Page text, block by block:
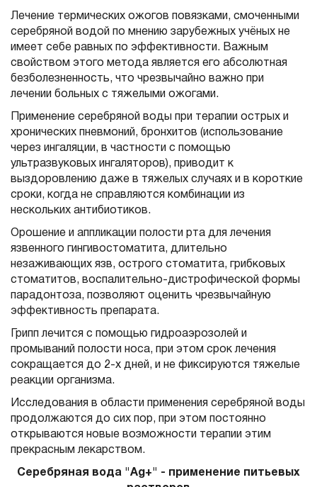
Лечение термических ожогов повязками, смоченными
серебряной водой по мнению зарубежных учёных не
имеет себе равных по эффективности. Важным
свойством этого метода является его абсолютная
безболезненность, что чрезвычайно важно при
лечении больных с тяжелыми ожогами.
Применение серебряной воды при терапии острых и
хронических пневмоний, бронхитов (использование
через ингаляции, в частности с помощью
ультразвуковых ингаляторов), приводит к
выздоровлению даже в тяжелых случаях и в короткие
сроки, когда не справляются комбинации из
нескольких антибиотиков.
Орошение и аппликации полости рта для лечения
язвенного гингивостоматита, длительно
незаживающих язв, острого стоматита, грибковых
стоматитов, воспалительно-дистрофической формы
парадонтоза, позволяют оценить чрезвычайную
эффективность препарата.
Грипп лечится с помощью гидроаэрозолей и
промываний полости носа, при этом срок лечения
сокращается до 2-х дней, и не фиксируются тяжелые
реакции организма.
Исследования в области применения серебряной воды
продолжаются до сих пор, при этом постоянно
открываются новые возможности терапии этим
прекрасным лекарством.
Серебряная вода "Ag+" - применение питьевых